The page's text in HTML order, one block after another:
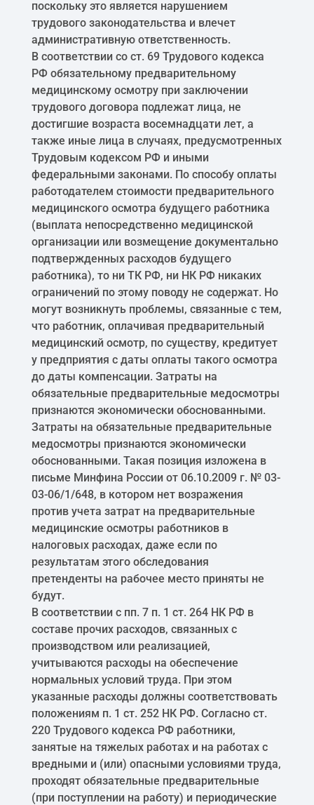
поскольку это является нарушением
трудового законодательства и влечет
административную ответственность.
В соответствии со ст. 69 Трудового кодекса
РФ обязательному предварительному
медицинскому осмотру при заключении
трудового договора подлежат лица, не
достигшие возраста восемнадцати лет, а
также иные лица в случаях, предусмотренных
Трудовым кодексом РФ и иными
федеральными законами. По способу оплаты
работодателем стоимости предварительного
медицинского осмотра будущего работника
(выплата непосредственно медицинской
организации или возмещение документально
подтвержденных расходов будущего
работника), то ни ТК РФ, ни НК РФ никаких
ограничений по этому поводу не содержат. Но
могут возникнуть проблемы, связанные с тем,
что работник, оплачивая предварительный
медицинский осмотр, по существу, кредитует
у предприятия с даты оплаты такого осмотра
до даты компенсации. Затраты на
обязательные предварительные медосмотры
признаются экономически обоснованными.
Затраты на обязательные предварительные
медосмотры признаются экономически
обоснованными. Такая позиция изложена в
письме Минфина России от 06.10.2009 г. № 03-
03-06/1/648, в котором нет возражения
против учета затрат на предварительные
медицинские осмотры работников в
налоговых расходах, даже если по
результатам этого обследования
претенденты на рабочее место приняты не
будут.
В соответствии с пп. 7 п. 1 ст. 264 НК РФ в
составе прочих расходов, связанных с
производством или реализацией,
учитываются расходы на обеспечение
нормальных условий труда. При этом
указанные расходы должны соответствовать
положениям п. 1 ст. 252 НК РФ. Согласно ст.
220 Трудового кодекса РФ работники,
занятые на тяжелых работах и на работах с
вредными и (или) опасными условиями труда,
проходят обязательные предварительные
(при поступлении на работу) и периодические